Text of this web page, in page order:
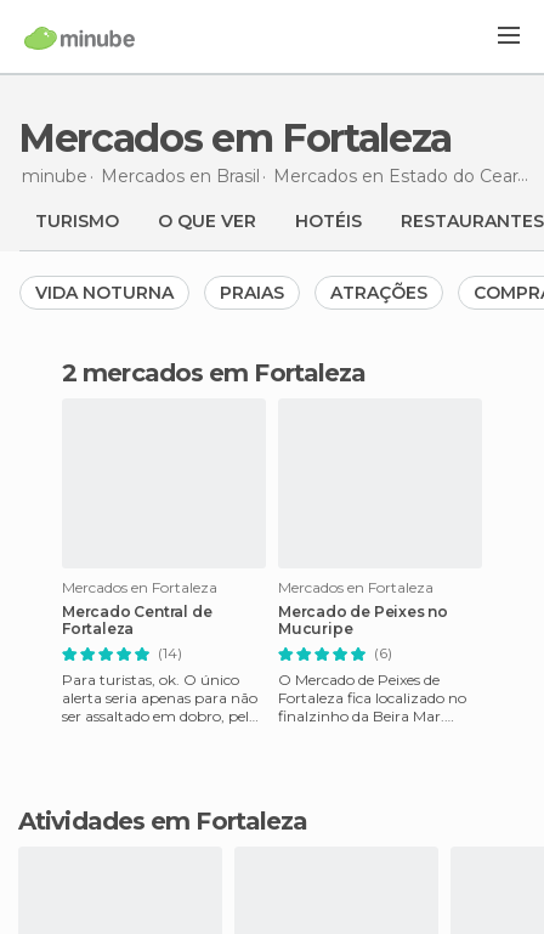
Mercados em Fortaleza
minube Mercados en Brasil Mercados en Estado do Ceará
TURISMO O QUE VER HOTÉIS RESTAURANTES
VIDA NOTURNA PRAIAS ATRAÇÕES
2 mercados em Fortaleza
Mercados en Fortaleza
Mercado Central de
Fortaleza
(14)
Para turistas, ok. O único
alerta seria apenas para não
ser assaltado em dobro, pela
Mercados en Fortaleza
Mercado de Peixes no
Mucuripe
(6)
O Mercado de Peixes de
Fortaleza fica localizado no
finalzinho da Beira Mar.
Atividades em Fortaleza